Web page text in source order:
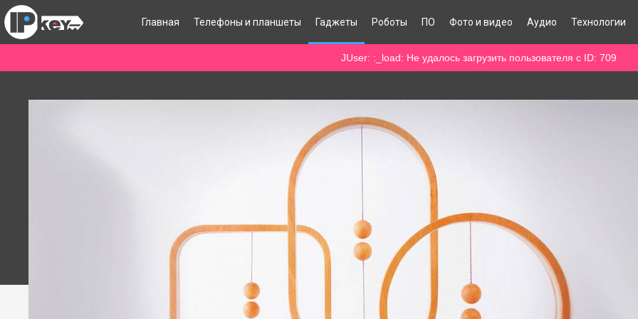
Главная Телефоны и планшеты Гаджеты Роботы ПО Фото и видео Аудио Технологии
JUser: :_load: Не удалось загрузить пользователя с ID: 709